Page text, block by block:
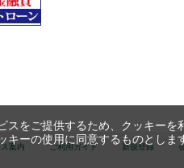
案内 ご利用ガイド 新規登録
をご提供するため、クッキー
ーの使用に同意するものとしま